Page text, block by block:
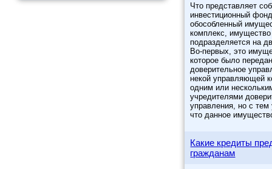
Что представляет
инвестиционный
обособленный
комплекс, имущество
подразделяется на
Во-первых, это
которое было
доверительное
некой управляющей
одним или
учредителями
управления, но с
что данное
Какие кредиты
гражданам